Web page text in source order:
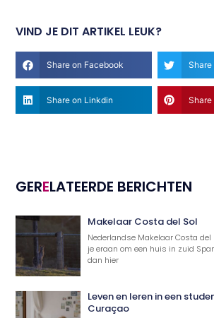
VIND JE DIT ARTIKEL LEUK?
Share on Facebook
Share on Linkdin Share
GERELATEERDE BERICHTEN
Makelaar Costa del Sol
Nederlandse Makelaar Costa
je eraan om een huis in zuid
dan hier
Leven en leren in een
Curaçao